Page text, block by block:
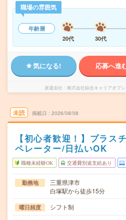
職場の雰囲気
年齢層
20代
30代
気になる! 応募へ進
派遣会社 株式会社綜合キャリアオプ
未読 掲載日 2026/08/08
【初心者歓迎！】プラス
ペレーター/日払いOK
職種未経験OK 交通費別途支給あり
勤務地
三重県津市
白塚駅から徒歩15分
曜日頻度 シフト制